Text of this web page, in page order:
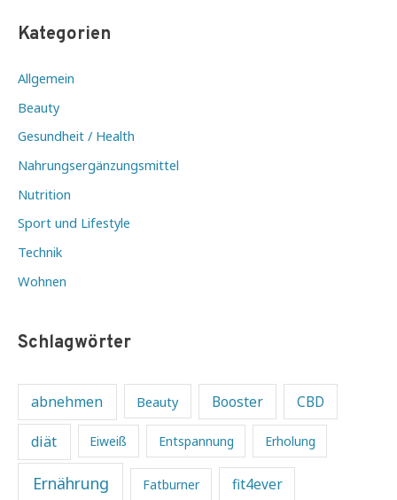
Kategorien
Allgemein
Beauty
Gesundheit / Health
Nahrungsergänzungsmittel
Nutrition
Sport und Lifestyle
Technik
Wohnen
Schlagwörter
abnehmen Beauty Booster CBD
diät Eiweiß Entspannung Erholung
Ernährung Fatburner fit4ever